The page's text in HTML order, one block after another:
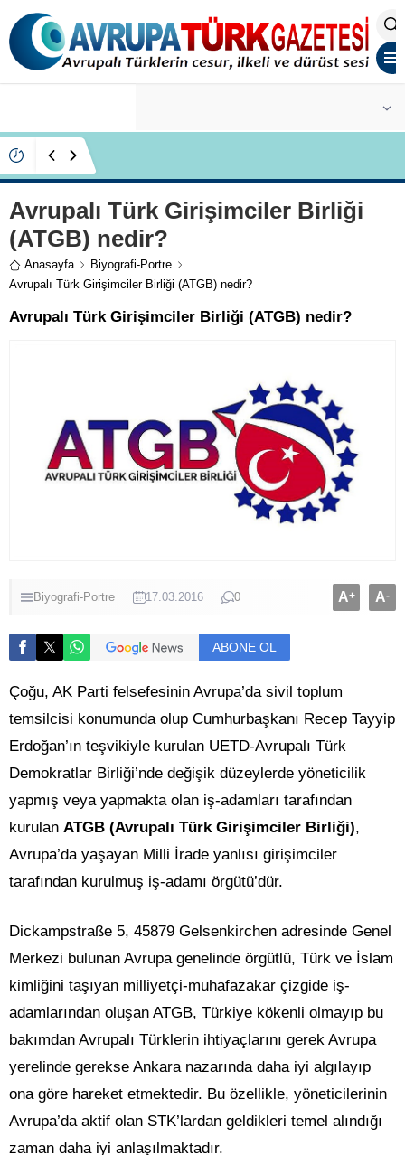
Avrupalı Türk Girişimciler Birliği
(ATGB) nedir?
Anasayfa
Biyografi-Portre
Avrupalı Türk Girişimciler Birliği (ATGB) nedir?
Avrupalı Türk Girişimciler Birliği (ATGB) nedir?
Biyografi-Portre 17.03.2016 0 A+ A-
ABONE OL
Çoğu, AK Parti felsefesinin Avrupa’da sivil toplum
temsilcisi konumunda olup Cumhurbaşkanı Recep Tayyip
Erdoğan’ın teşvikiyle kurulan UETD-Avrupalı Türk
Demokratlar Birliği’nde değişik düzeylerde yöneticilik
yapmış veya yapmakta olan iş-adamları tarafından
kurulan ATGB (Avrupalı Türk Girişimciler Birliği),
Avrupa’da yaşayan Milli İrade yanlısı girişimciler
tarafından kurulmuş iş-adamı örgütü’dür.
Dickampstraße 5, 45879 Gelsenkirchen adresinde Genel
Merkezi bulunan Avrupa genelinde örgütlü, Türk ve İslam
kimliğini taşıyan milliyetçi-muhafazakar çizgide iş-
adamlarından oluşan ATGB, Türkiye kökenli olmayıp bu
bakımdan Avrupalı Türklerin ihtiyaçlarını gerek Avrupa
yerelinde gerekse Ankara nazarında daha iyi algılayıp
ona göre hareket etmektedir. Bu özellikle, yöneticilerinin
Avrupa’da aktif olan STK’lardan geldikleri temel alındığı
zaman daha iyi anlaşılmaktadır.